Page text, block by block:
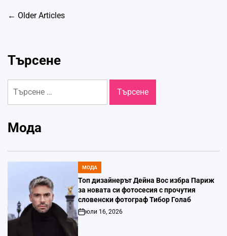
Навигация
← Older Articles
Търсене
за:
Мода
POSTED
IN
МОДА
Топ дизайнерът Дейна Вос избра Париж
за новата си фотосесия с прочутия
словенски фотограф Тибор Голаб
Post
Date
юли 16, 2026